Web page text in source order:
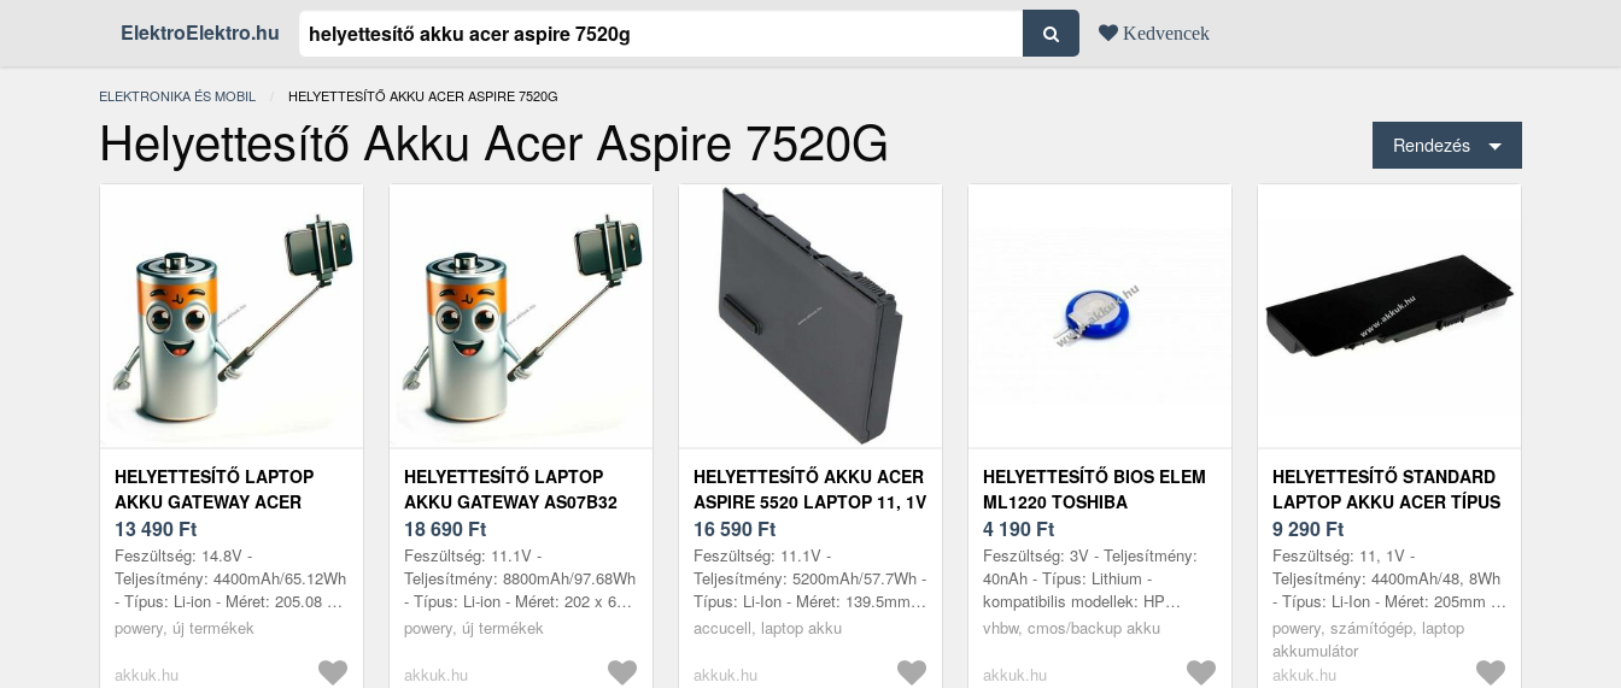
ElektroElektro.hu Kedvencek
ELEKTRONIKA ÉS MOBIL JELENLEGI:
HELYETTESÍTŐ AKKU ACER ASPIRE 7520G
Helyettesítő Akku Acer Aspire 7520G Rendezés
HELYETTESÍTŐ LAPTOP
AKKU GATEWAY ACER
ASPIRE 7520 AS07B32
4400MAH 65.12WH 14.8V
13 490 Ft
Feszültség: 14.8V -
Teljesítmény: 4400mAh/65.12Wh
- Típus: Li-ion - Méret: 205.08 x
70.2 x 20.08mm - kompatibilis
Aspi...
powery, új termékek
akkuk.hu
HELYETTESÍTŐ LAPTOP
AKKU GATEWAY AS07B32
ACER ASPIRE 7520
8800MAH 97.68WH 11.1V
18 690 Ft
Feszültség: 11.1V -
Teljesítmény: 8800mAh/97.68Wh
- Típus: Li-ion - Méret: 202 x 68.4
x 38.8mm - kompatibilis
Acer Aspir...
powery, új termékek
akkuk.hu
HELYETTESÍTŐ AKKU ACER
ASPIRE 5520 LAPTOP 11, 1V
5200MAH LI-ION
16 590 Ft
Feszültség: 11.1V -
Teljesítmény: 5200mAh/57.7Wh -
Típus: Li-Ion - Méret: 139.5mm x
88.9mm x 20.8mm - kompatibilis
5...
accucell, laptop akku
akkuk.hu
HELYETTESÍTŐ BIOS ELEM
ML1220 TOSHIBA
SATELLITE L670D 40MAH
4 190 Ft
Feszültség: 3V - Teljesítmény:
40nAh - Típus: Lithium -
kompatibilis modellek: HP
Compaq Presario R3000, R3200,
5500,...
vhbw, cmos/backup akku
akkuk.hu
HELYETTESÍTŐ STANDARD
LAPTOP AKKU ACER TÍPUS
AS07B31
9 290 Ft
Feszültség: 11, 1V -
Teljesítmény: 4400mAh/48, 8Wh
- Típus: Li-Ion - Méret: 205mm x
70mm x 21mm - kompatibilis
modellek: Acer Aspire 7520
Aspire 69...
powery, számítógép, laptop
akkumulátor
akkuk.hu